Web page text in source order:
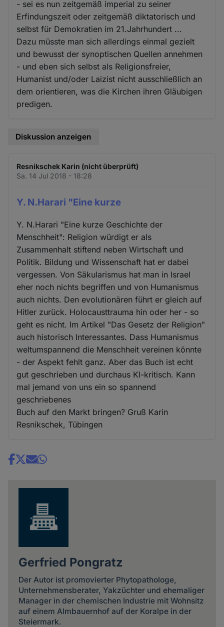
- sei es nun zeitgemäß imperial zu seiner
Erfindungszeit oder zeitgemäß diktatorisch und
selbst für Demokratien im 21.Jahrhundert ...
Dazu müsste man sich allerdings einmal gezielt
und bewusst der synoptischen Quellen annehmen
- und eben sich selbst als Religionsfreier,
Humanist und/oder Laizist nicht ausschließlich an
dem orientieren, was die Kirchen ihren Gläubigen
predigen.
Diskussion anzeigen
Resnikschek Karin (nicht überprüft)
Sa. 14 Jul 2018 - 18:28
Y. N.Harari "Eine kurze
Y. N.Harari "Eine kurze Geschichte der
Menschheit": Religion würdigt er als
Zusammenhalt stiftend neben Wirtschaft und
Politik. Bildung und Wissenschaft hat er dabei
vergessen. Von Säkularismus hat man in Israel
eher noch nichts begriffen und von Humanismus
auch nichts. Den evolutionären führt er gleich auf
Hitler zurück. Holocausttrauma hin oder her - so
geht es nicht. Im Artikel "Das Gesetz der Religion"
auch historisch Interessantes. Dass Humanismus
weltumspannend die Menschheit vereinen könnte
- der Aspekt fehlt ganz. Aber das Buch ist echt
gut geschrieben und durchaus KI-kritisch. Kann
mal jemand von uns ein so spannend
geschriebenes
Buch auf den Markt bringen? Gruß Karin
Resnikschek, Tübingen
Share
Gerfried Pongratz
Der Autor ist promovierter Phytopathologe,
Unternehmensberater, Yakzüchter und ehemaliger
Manager in der chemischen Industrie mit Wohnsitz
auf einem Almbauernhof auf der Koralpe in der
Steiermark.